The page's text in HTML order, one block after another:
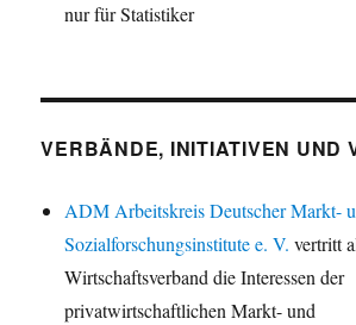
nur für Statistiker
VERBÄNDE, INITIATIVEN UND
ADM Arbeitskreis Deutscher Markt-
Sozialforschungsinstitute e. V. vertritt
Wirtschaftsverband die Interessen der
privatwirtschaftlichen Markt- und